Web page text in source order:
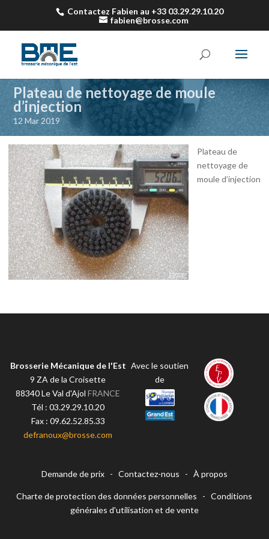
Contactez Fabien au +33 03.29.29.10.20
fabien@brosse.com
Plateau de nettoyage de moule
d’injection
12 Mar 2019
Plateau de
nettoyage de
moule d’injection
Brosserie Mécanique de l'Est
9 ZA de la Croisette
88340Le Val d'Ajol FRANCE
Tél :03.29.29.10.20
Fax : 09.62.52.85.33
defranoux@brosse.com
Avec le soutien
de
Demande de prix- Contactez-nous - À propos
Charte de protection des données personnelles -Conditions
générales d'utilisation et de vente